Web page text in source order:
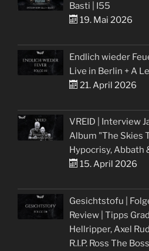
Basti | I55
19. Mai 2026
Endlich wieder
Live in Berlin + A
21. April 2026
VREID | Interview
Album "The Skies
Hypocrisy, Abbath
15. April 2026
Gesichtstofu |
Review | Tipps
Hellripper, Axel
R.I.P. Ross The Boss